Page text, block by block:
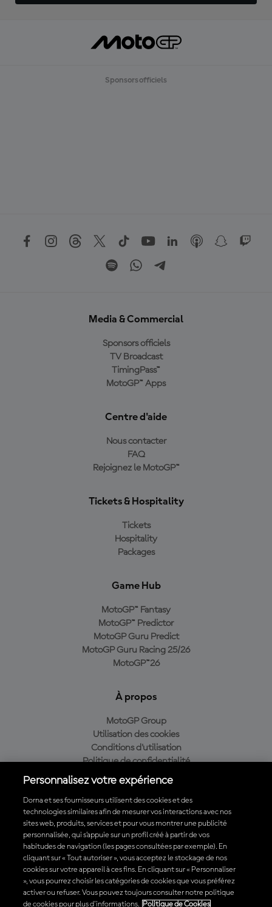
Sponsors officiels
Media & Commercial
Sponsors officiels
TV Broadcast
TimingPass™
MotoGP™ Apps
Centre d'aide
Nous contacter
FAQ
Rejoignez le MotoGP™
Tickets & Hospitality
Tickets
Hospitality
Packages
Game Hub
MotoGP™ Fantasy
MotoGP™ Predictor
MotoGP Guru Predict
MotoGP Guru Racing 25/26
MotoGP™26
À propos
MotoGP Group
Utilisation des cookies
Conditions d'utilisation
Politique de confidentialité
Politique d’achat
Télécharger l'appli officielle du MotoGP™
© 2026 MotoGP Sports Entertainment Group. Tous droits réservés.
Toutes les marques déposées sont la propriété de leurs détenteurs
Personnalisez votre expérience
Dorna et ses fournisseurs utilisent des cookies et des
technologies similaires afin de mesurer vos interactions avec nos
sites web, produits, services et pour vous montrer une publicité
personnalisée, qui s’appuie sur un profil créé à partir de vos
habitudes de navigation (les pages consultées par exemple). En
cliquant sur « Tout autoriser », vous acceptez le stockage de nos
cookies sur votre appareil à ces fins. En cliquant sur « Personnaliser
», vous pourrez choisir les catégories de cookies que vous préférez
activer ou refuser. Vous pouvez toujours consulter notre politique
de cookies pour plus d'informations.
Politique de Cookies